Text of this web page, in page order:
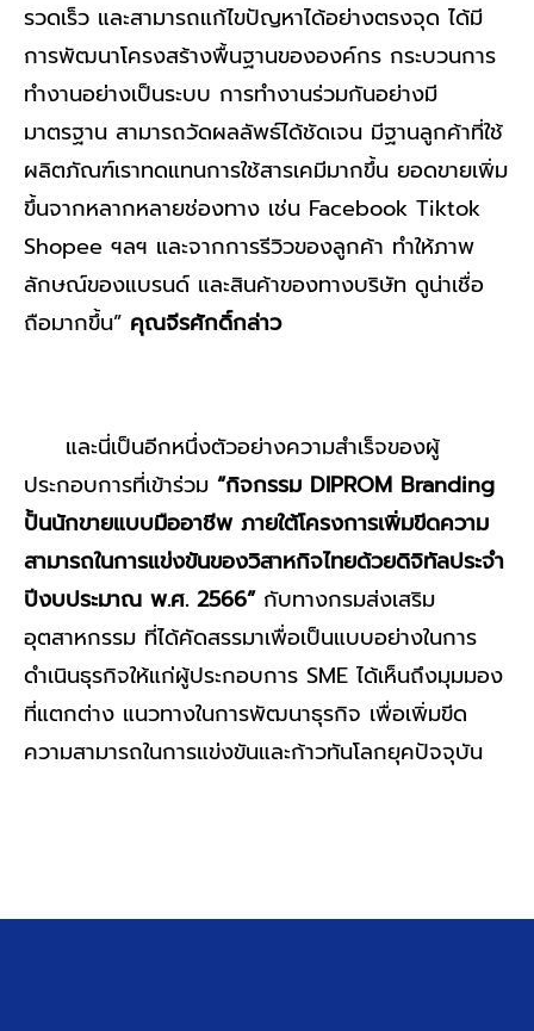
รวดเร็ว และสามารถแก้ไขปัญหาได้อย่างตรงจุด ได้มี
การพัฒนาโครงสร้างพื้นฐานขององค์กร กระบวนการ
ทำงานอย่างเป็นระบบ การทำงานร่วมกันอย่างมี
มาตรฐาน สามารถวัดผลลัพธ์ได้ชัดเจน มีฐานลูกค้าที่ใช้
ผลิตภัณฑ์เราทดแทนการใช้สารเคมีมากขึ้น ยอดขายเพิ่ม
ขึ้นจากหลากหลายช่องทาง เช่น Facebook Tiktok
Shopee ฯลฯ และจากการรีวิวของลูกค้า ทำให้ภาพ
ลักษณ์ของแบรนด์ และสินค้าของทางบริษัท ดูน่าเชื่อ
ถือมากขึ้น” คุณจีรศักดิ์กล่าว
และนี่เป็นอีกหนึ่งตัวอย่างความสำเร็จของผู้
ประกอบการที่เข้าร่วม “กิจกรรม DIPROM Branding
ปั้นนักขายแบบมืออาชีพ ภายใต้โครงการเพิ่มขีดความ
สามารถในการแข่งขันของวิสาหกิจไทยด้วยดิจิทัลประจำ
ปีงบประมาณ พ.ศ. 2566”กับทางกรมส่งเสริม
อุตสาหกรรม ที่ได้คัดสรรมาเพื่อเป็นแบบอย่างในการ
ดำเนินธุรกิจให้แก่ผู้ประกอบการ SME ได้เห็นถึงมุมมอง
ที่แตกต่าง แนวทางในการพัฒนาธุรกิจ เพื่อเพิ่มขีด
ความสามารถในการแข่งขันและก้าวทันโลกยุคปัจจุบัน